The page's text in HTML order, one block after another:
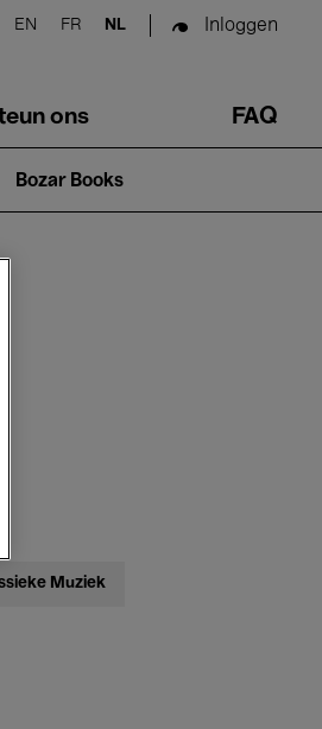
search
EN FR NL Inloggen
ons FAQ
Bozar Books
Muziek